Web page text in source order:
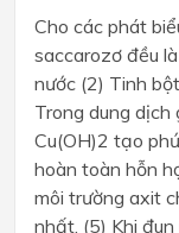
Cho các phát
saccarozơ đều
nước (2) Tinh
Trong dung
Cu(OH)2 tạo
hoàn toàn hỗn
môi trường axit
nhất. (5) Khi